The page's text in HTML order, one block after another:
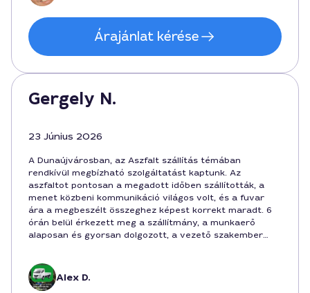
Árajánlat kérése
Gergely N.
23 Június 2026
A Dunaújvárosban, az Aszfalt szállítás témában
rendkívül megbízható szolgáltatást kaptunk. Az
aszfaltot pontosan a megadott időben szállították, a
menet közbeni kommunikáció világos volt, és a fuvar
ára a megbeszélt összeghez képest korrekt maradt. 6
órán belül érkezett meg a szállítmány, a munkaerő
alaposan és gyorsan dolgozott, a vezető szakember
forintban kifejezve 420000 Ft.
Alex D.